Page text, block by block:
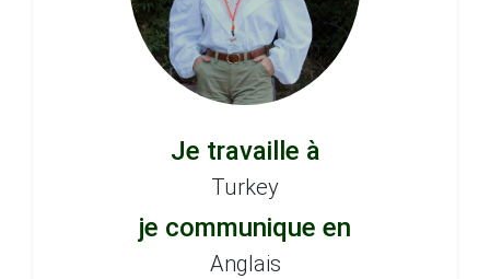
Je travaille à
Turkey
je communique en
Anglais